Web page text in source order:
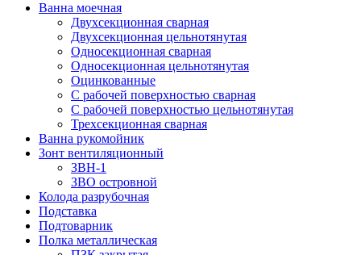
Ванна моечная
Двухсекционная сварная
Двухсекционная цельнотянутая
Односекционная сварная
Односекционная цельнотянутая
Оцинкованные
С рабочей поверхностью сварная
С рабочей поверхностью цельнотянутая
Трехсекционная сварная
Ванна рукомойник
Зонт вентиляционный
ЗВН-1
ЗВО островной
Колода разрубочная
Подставка
Подтоварник
Полка металлическая